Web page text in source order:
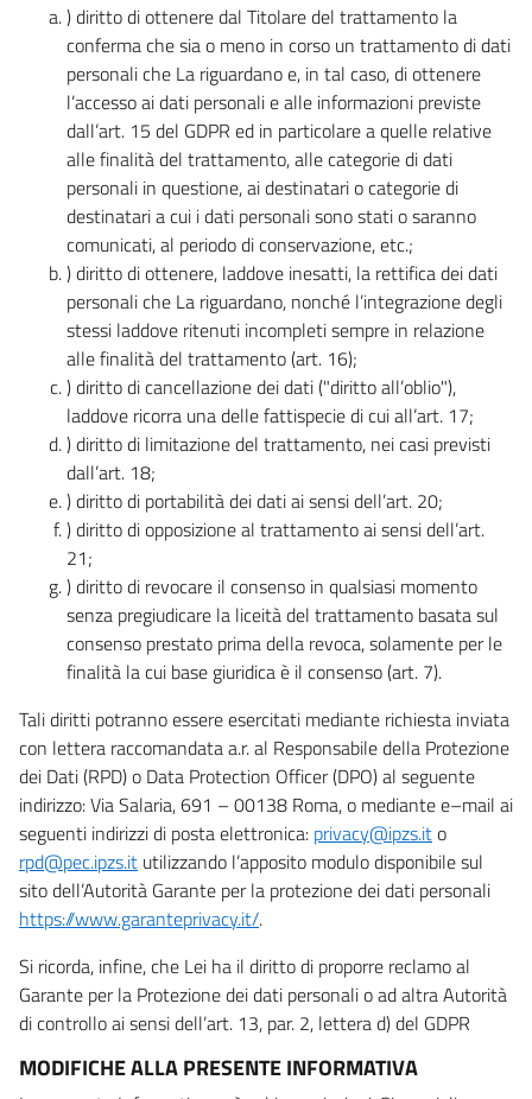
) diritto di ottenere dal Titolare del trattamento la
conferma che sia o meno in corso un trattamento di dati
personali che La riguardano e, in tal caso, di ottenere
l’accesso ai dati personali e alle informazioni previste
dall’art. 15 del GDPR ed in particolare a quelle relative
alle finalità del trattamento, alle categorie di dati
personali in questione, ai destinatari o categorie di
destinatari a cui i dati personali sono stati o saranno
comunicati, al periodo di conservazione, etc.;
) diritto di ottenere, laddove inesatti, la rettifica dei dati
personali che La riguardano, nonché l’integrazione degli
stessi laddove ritenuti incompleti sempre in relazione
alle finalità del trattamento (art. 16);
) diritto di cancellazione dei dati ("diritto all’oblio"),
laddove ricorra una delle fattispecie di cui all’art. 17;
) diritto di limitazione del trattamento, nei casi previsti
dall’art. 18;
) diritto di portabilità dei dati ai sensi dell’art. 20;
) diritto di opposizione al trattamento ai sensi dell’art.
21;
) diritto di revocare il consenso in qualsiasi momento
senza pregiudicare la liceità del trattamento basata sul
consenso prestato prima della revoca, solamente per le
finalità la cui base giuridica è il consenso (art. 7).
Tali diritti potranno essere esercitati mediante richiesta inviata
con lettera raccomandata a.r. al Responsabile della Protezione
dei Dati (RPD) o Data Protection Officer (DPO) al seguente
indirizzo: Via Salaria, 691 – 00138 Roma, o mediante e–mail ai
seguenti indirizzi di posta elettronica: privacy@ipzs.ito
rpd@pec.ipzs.it utilizzando l’apposito modulo disponibile sul
sito dell’Autorità Garante per la protezione dei dati personali
https://www.garanteprivacy.it/.
Si ricorda, infine, che Lei ha il diritto di proporre reclamo al
Garante per la Protezione dei dati personali o ad altra Autorità
di controllo ai sensi dell’art. 13, par. 2, lettera d) del GDPR
MODIFICHE ALLA PRESENTE INFORMATIVA